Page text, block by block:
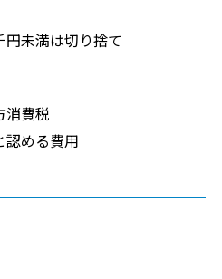
未満は切り捨て
消費税
認める費用